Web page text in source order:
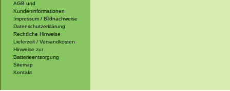
AGB und
Kundeninformationen
Impressum / Bildnachweise
Datenschutzerklärung
Rechtliche Hinweise
Lieferzeit / Versandkosten
Hinweise zur
Batterieentsorgung
Sitemap
Kontakt